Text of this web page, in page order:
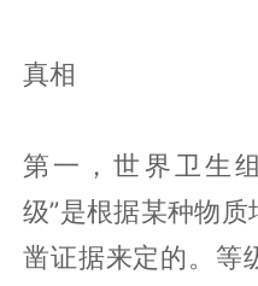
真相
第一，世界卫生
级”是根据某种物
凿证据来定的。等